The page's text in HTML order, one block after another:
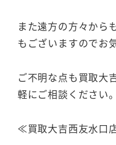
また遠方の方々から
もございますのでお
ご不明な点も買取大
軽にご相談ください。
≪買取大吉西友水口